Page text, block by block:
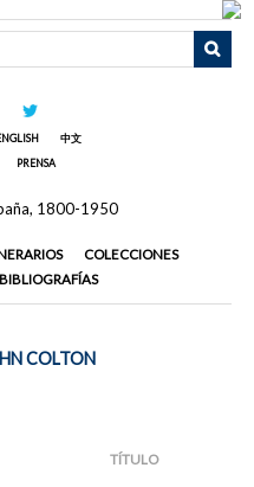
中文
PRENSA
COLECCIONES
BIBLIOGRAFÍAS
COLTON
TÍTULO